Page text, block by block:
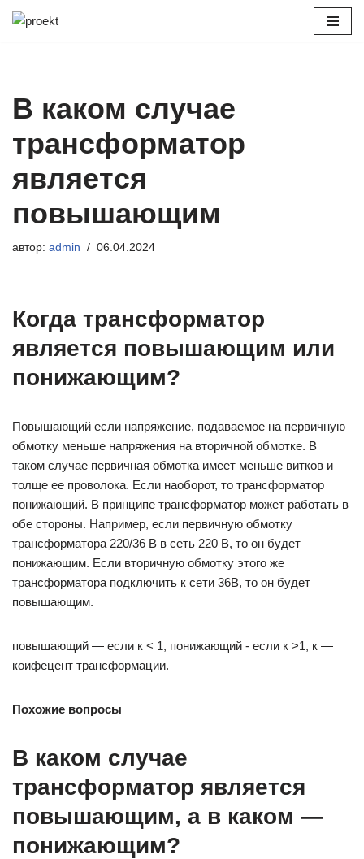
В каком случае
трансформатор
является
повышающим
автор: admin 06.04.2024
Когда трансформатор
является повышающим или
понижающим?
Повышающий если напряжение, подаваемое на первичную
обмотку меньше напряжения на вторичной обмотке. В
таком случае первичная обмотка имеет меньше витков и
толще ее проволока. Если наоборот, то трансформатор
понижающий. В принципе трансформатор может работать в
обе стороны. Например, если первичную обмотку
трансформатора 220/36 В в сеть 220 В, то он будет
понижающим. Если вторичную обмотку этого же
трансформатора подключить к сети 36В, то он будет
повышающим.
повышающий — если к < 1, понижающий - если к >1, к —
коифецент трансформации.
Похожие вопросы
В каком случае
трансформатор является
повышающим, а в каком —
понижающим?